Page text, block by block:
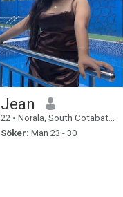
Jean
22 • Norala, South Cotabato, Filippinerna
Söker: Man 23 - 30